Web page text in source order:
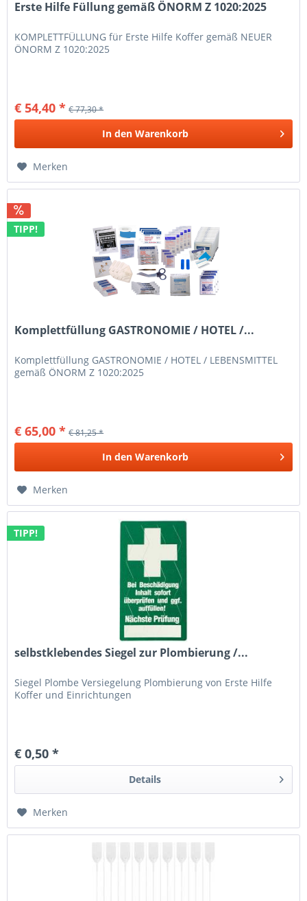
Erste Hilfe Füllung gemäß ÖNORM Z 1020:2025
KOMPLETTFÜLLUNG für Erste Hilfe Koffer gemäß NEUER
ÖNORM Z 1020:2025
€ 54,40 * € 77,30 *
In den Warenkorb
Merken
TIPP!
Komplettfüllung GASTRONOMIE / HOTEL /...
Komplettfüllung GASTRONOMIE / HOTEL / LEBENSMITTEL
gemäß ÖNORM Z 1020:2025
€ 65,00 * € 81,25 *
In den Warenkorb
Merken
TIPP!
selbstklebendes Siegel zur Plombierung /...
Siegel Plombe Versiegelung Plombierung von Erste Hilfe
Koffer und Einrichtungen
€ 0,50 *
Details
Merken